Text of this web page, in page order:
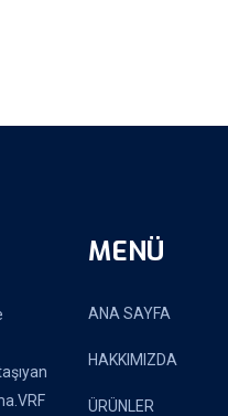
MENÜ
ANA SAYFA
HAKKIMIZDA
ÜRÜNLER